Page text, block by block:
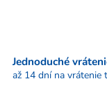
Jednoduché
až 14 dní na vrátenie